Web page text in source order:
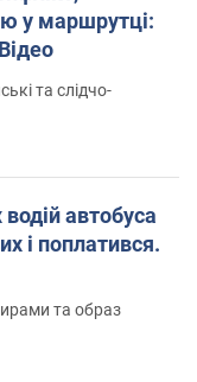
у маршрутці:
та слідчо-
автобуса
і поплатився.
та образ